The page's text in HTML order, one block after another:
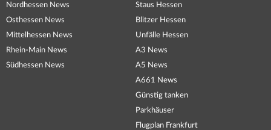
Nordhessen News
Osthessen News
Mittelhessen News
Rhein-Main News
Südhessen News
Staus Hessen
Blitzer Hessen
Unfälle Hessen
A3 News
A5 News
A661 News
Günstig tanken
Parkhäuser
Flugplan Frankfurt